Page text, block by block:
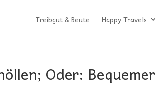
Treibgut & Beute Happy Travels
Oder: Bequemer